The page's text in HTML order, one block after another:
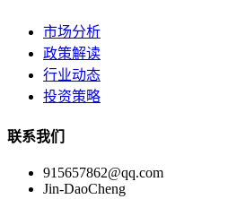
市场分析
政策解读
行业动态
投资策略
联系我们
915657862@qq.com
Jin-DaoCheng